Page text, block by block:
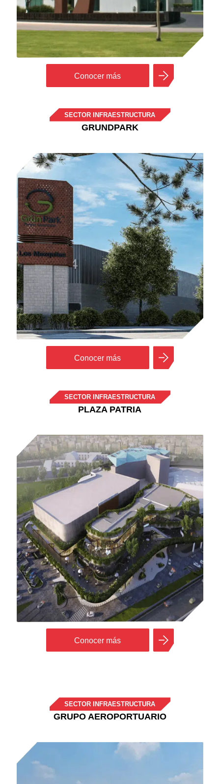
Conocer más
SECTOR INFRAESTRUCTURA
GRUNDPARK
Conocer más
SECTOR INFRAESTRUCTURA
PLAZA PATRIA
Conocer más
SECTOR INFRAESTRUCTURA
GRUPO AEROPORTUARIO